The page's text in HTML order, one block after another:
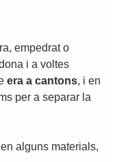
, empedrat o
i a voltes
era a cantons, i en
per a separar la
alguns materials,